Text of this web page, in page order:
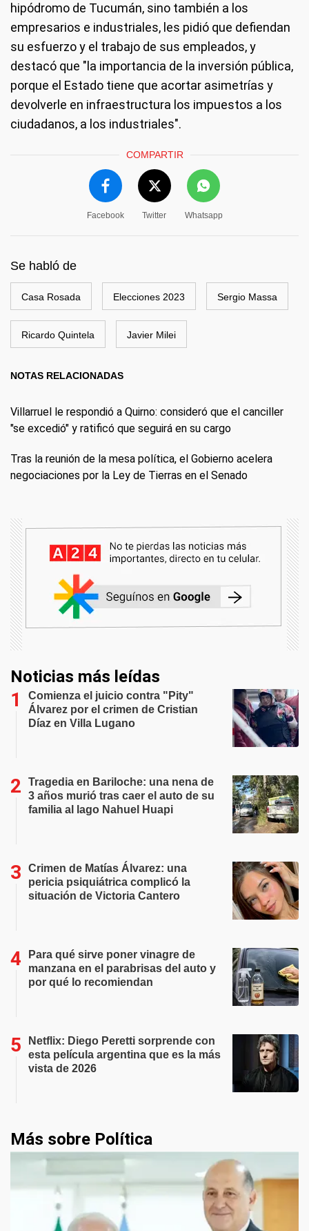
hipódromo de Tucumán, sino también a los
empresarios e industriales, les pidió que defiendan
su esfuerzo y el trabajo de sus empleados, y
destacó que "la importancia de la inversión pública,
porque el Estado tiene que acortar asimetrías y
devolverle en infraestructura los impuestos a los
ciudadanos, a los industriales".
COMPARTIR
Facebook Twitter Whatsapp
Se habló de
Casa Rosada Elecciones 2023 Sergio Massa
Ricardo Quintela Javier Milei
NOTAS RELACIONADAS
Villarruel le respondió a Quirno: consideró que el canciller
"se excedió" y ratificó que seguirá en su cargo
Tras la reunión de la mesa política, el Gobierno acelera
negociaciones por la Ley de Tierras en el Senado
Noticias más leídas
Comienza el juicio contra "Pity"
Álvarez por el crimen de Cristian
Díaz en Villa Lugano
Tragedia en Bariloche: una nena de
3 años murió tras caer el auto de su
familia al lago Nahuel Huapi
Crimen de Matías Álvarez: una
pericia psiquiátrica complicó la
situación de Victoria Cantero
Para qué sirve poner vinagre de
manzana en el parabrisas del auto y
por qué lo recomiendan
Netflix: Diego Peretti sorprende con
esta película argentina que es la más
vista de 2026
Más sobre Política